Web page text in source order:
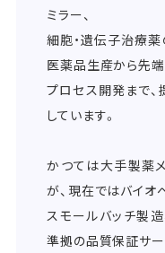
ミラー、
細胞・遺伝子治療
医薬品生産から先
プロセス開発まで
しています。
かつては大手製薬
が、現在ではバイオ
スモールバッチ製
準拠の品質保証サー